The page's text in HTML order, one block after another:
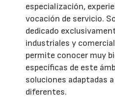
especialización,
vocación de servicio.
dedicado
industriales y
permite conocer muy
específicas de este
soluciones adaptadas
diferentes.